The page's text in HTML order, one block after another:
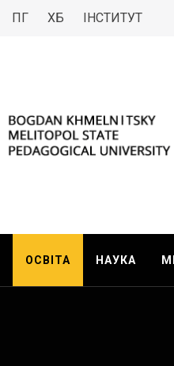
ПГ ХБ ІНСТИТУТ
ОСВІТА НАУКА